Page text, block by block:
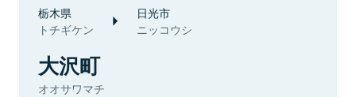
栃木県
トチギケン
日光市
ニッコウシ
大沢町
オオサワマチ